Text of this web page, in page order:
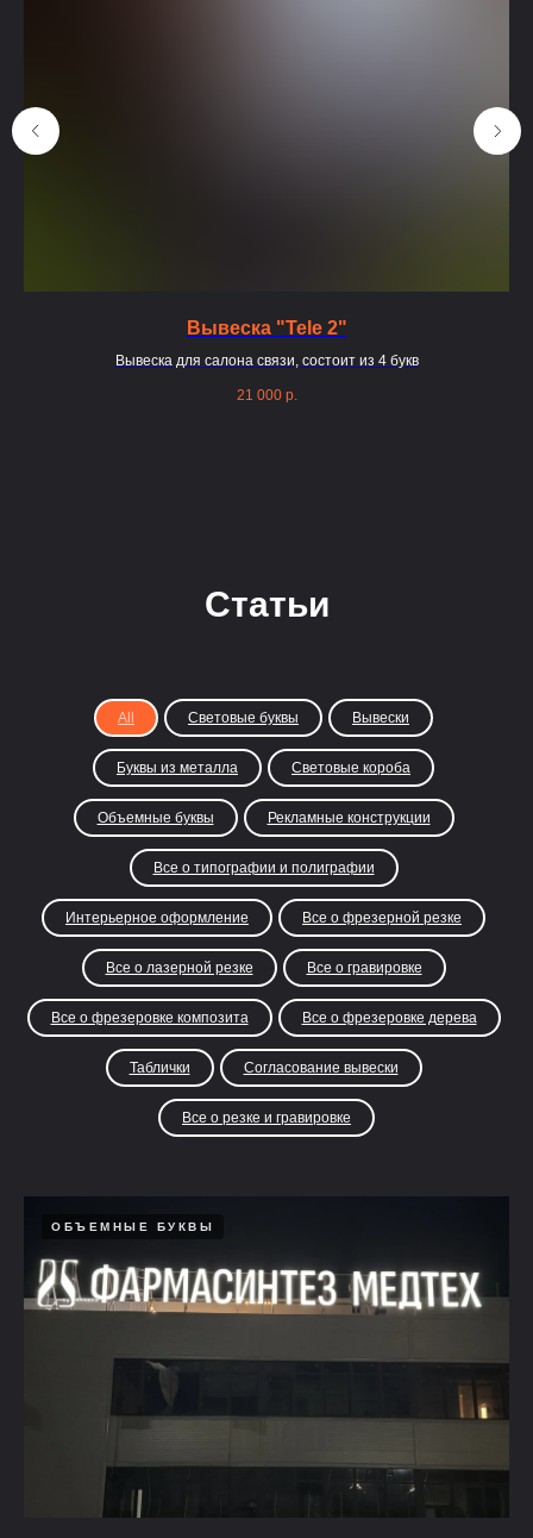
Вывеска "Tele 2"
Вывеска для салона связи, состоит из 4 букв
21 000 р.
Статьи
All Световые буквы Вывески
Буквы из металла Световые короба
Объемные буквы Рекламные конструкции
Все о типографии и полиграфии
Интерьерное оформление Все о фрезерной резке
Все о лазерной резке Все о гравировке
Все о фрезеровке композита Все о фрезеровке дерева
Таблички Согласование вывески
Все о резке и гравировке
ОБЪЕМНЫЕ БУКВЫ